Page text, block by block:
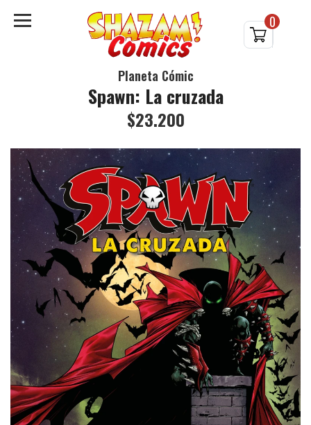
0
Planeta Cómic
Spawn: La cruzada
$23.200